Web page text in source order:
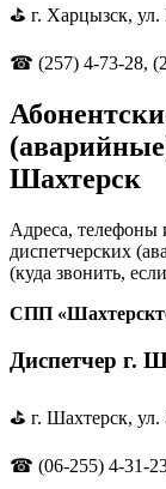
⛳ г. Харцызск, ул.
☎ (257) 4-73-28,
Шахтерск
Адреса, телефоны
диспетчерских
(куда звонить,
СПП
Диспетчер г.
⛳ г. Шахтерск,
☎ (06-255) 4-31-